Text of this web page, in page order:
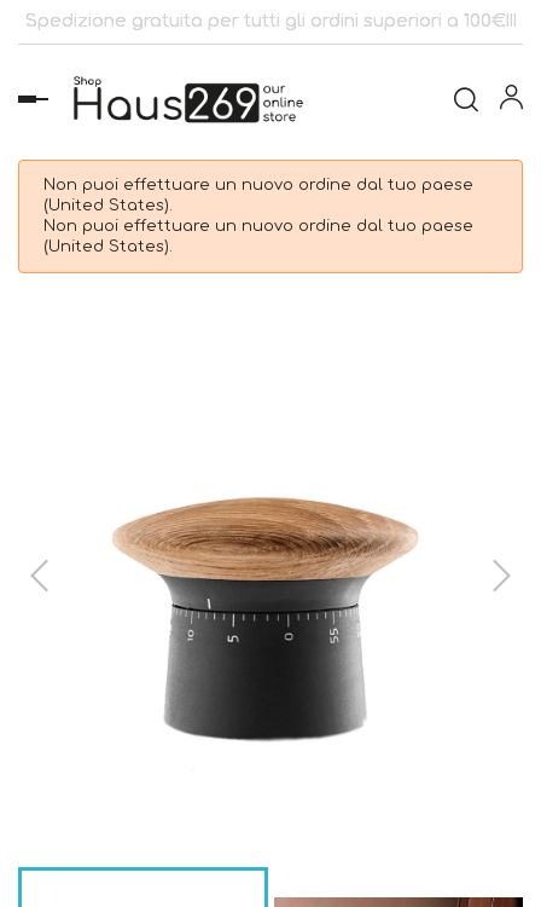
Spedizione gratuita per tutti gli ordini superiori a 100€!!!
navigazione
Non puoi effettuare un nuovo ordine dal tuo paese
(United States).
Non puoi effettuare un nuovo ordine dal tuo paese
(United States).